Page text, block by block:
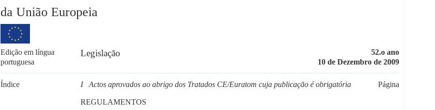
da União Europeia
Edição em língua
portuguesa
Legislação
52.o ano
10 de Dezembro de 2009
Índice I Actos aprovados ao abrigo dos Tratados CE/Euratom cuja publicação é obrigatória Página
REGULAMENTOS